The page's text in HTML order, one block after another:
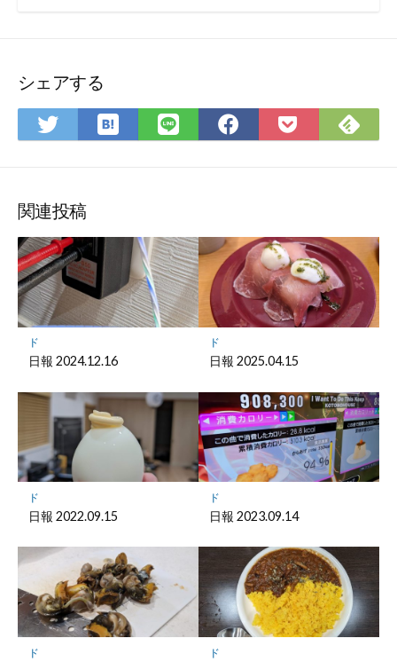
シェアする
Twitter
で
ア
は
て
マ
ー
ク
に
保
LINE
で
Facebook
で
Pocket
に
で
関連投稿
ド
日報 2024.12.16
ド
日報 2025.04.15
ド
日報 2022.09.15
ド
日報 2023.09.14
ド ド